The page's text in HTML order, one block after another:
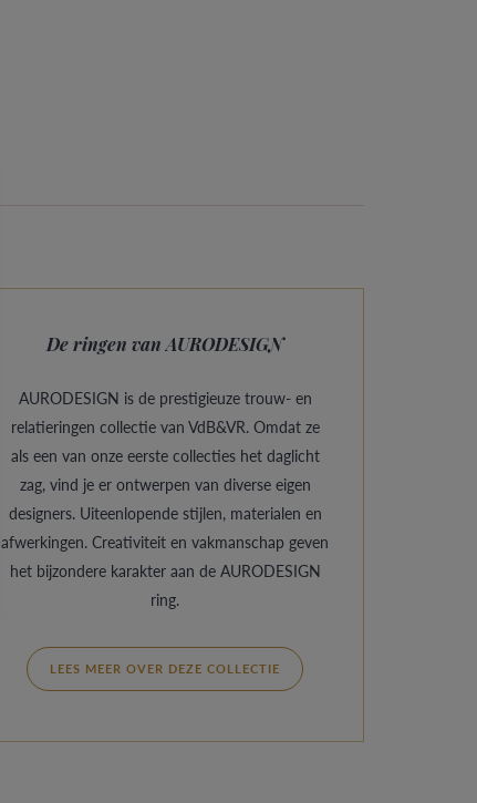
De ringen van AURODESIGN
AURODESIGN is de prestigieuze trouw- en
relatieringen collectie van VdB&VR. Omdat ze
als een van onze eerste collecties het daglicht
zag, vind je er ontwerpen van diverse eigen
designers. Uiteenlopende stijlen, materialen en
afwerkingen. Creativiteit en vakmanschap geven
het bijzondere karakter aan de AURODESIGN
ring.
LEES MEER OVER DEZE COLLECTIE